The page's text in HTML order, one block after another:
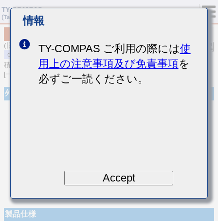
(旧品番 EMK042CH7R6BD-W)
積層セラミックコンデンサ
[一般用 積層セラミックコンデンサ (温度補償用)]
外観
製品仕様
情報
TY-COMPAS ご利用の際には使
用上の注意事項及び免責事項を
必ずご一読ください。
Accept